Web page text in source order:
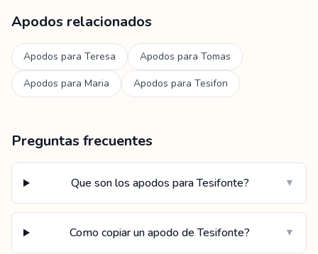
Apodos relacionados
Apodos para Teresa Apodos para Tomas
Apodos para Maria Apodos para Tesifon
Preguntas frecuentes
Que son los apodos para Tesifonte? ▼
Como copiar un apodo de Tesifonte? ▼